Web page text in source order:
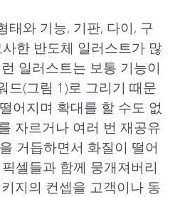
태와 기능, 기판, 다이, 구
한 반도체 일러스트가 많
일러스트는 보통 기능이
드(그림 1)로 그리기 때문
어지며 확대를 할 수도 없
자르거나 여러 번 재공유
거듭하면서 화질이 떨어
셀들과 함께 뭉개져버리
지의 컨셉을 고객이나 동